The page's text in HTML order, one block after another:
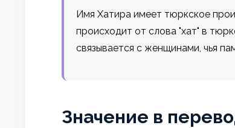
Имя Хатира имеет тюркское
происходит от слова "хат" в
связывается с женщинами, чья
Значение в